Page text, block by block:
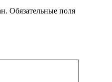
Обязательные поля